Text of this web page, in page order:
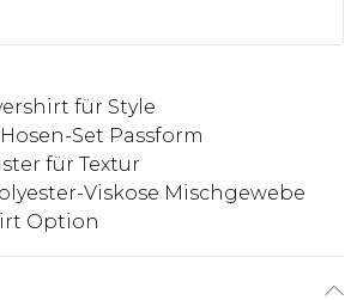
für Style
Set Passform
für Textur
Viskose Mischgewebe
Option